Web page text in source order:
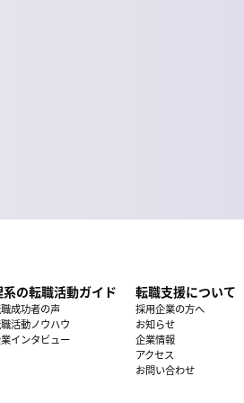
系の転職活動ガイド
成功者の声
活動ノウハウ
インタビュー
転職支援について
採用企業の方へ
お知らせ
企業情報
アクセス
お問い合わせ